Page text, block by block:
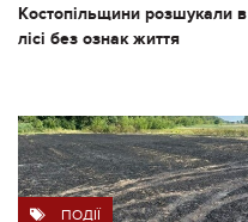
Костопільщини розшукали в
лісі без ознак життя
ПОДІЇ